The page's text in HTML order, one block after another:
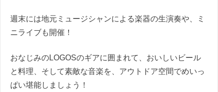
週末には地元ミュージシャンによる楽器の生演奏や、ミ
ニライブも開催！
おなじみのLOGOSのギアに囲まれて、おいしいビール
と料理、そして素敵な音楽を、アウトドア空間でめいっ
ぱい堪能しましょう！